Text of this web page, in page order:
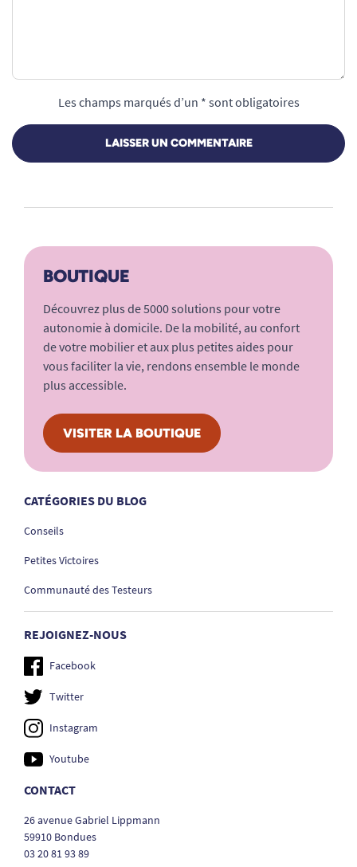
Les champs marqués d’un * sont obligatoires
LAISSER UN COMMENTAIRE
BOUTIQUE
Découvrez plus de 5000 solutions pour votre
autonomie à domicile. De la mobilité, au confort
de votre mobilier et aux plus petites aides pour
vous faciliter la vie, rendons ensemble le monde
plus accessible.
VISITER LA BOUTIQUE
CATÉGORIES DU BLOG
Conseils
Petites Victoires
Communauté des Testeurs
REJOIGNEZ-NOUS
Facebook
Twitter
Instagram
Youtube
CONTACT
26 avenue Gabriel Lippmann
59910 Bondues
03 20 81 93 89